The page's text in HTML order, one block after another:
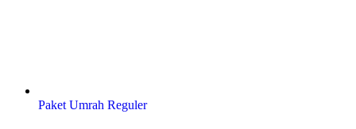
Paket Umrah Reguler